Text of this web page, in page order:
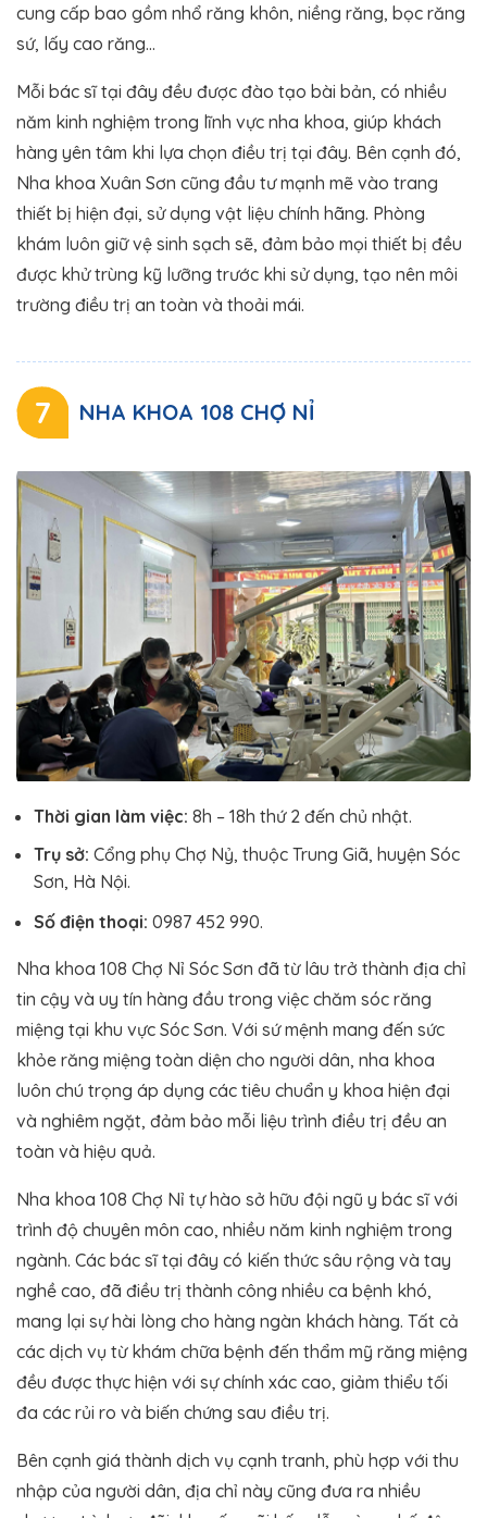
cung cấp bao gồm nhổ răng khôn, niềng răng, bọc răng
sứ, lấy cao răng…
Mỗi bác sĩ tại đây đều được đào tạo bài bản, có nhiều
năm kinh nghiệm trong lĩnh vực nha khoa, giúp khách
hàng yên tâm khi lựa chọn điều trị tại đây. Bên cạnh đó,
Nha khoa Xuân Sơn cũng đầu tư mạnh mẽ vào trang
thiết bị hiện đại, sử dụng vật liệu chính hãng. Phòng
khám luôn giữ vệ sinh sạch sẽ, đảm bảo mọi thiết bị đều
được khử trùng kỹ lưỡng trước khi sử dụng, tạo nên môi
trường điều trị an toàn và thoải mái.
7 NHA KHOA 108 CHỢ NỈ
Thời gian làm việc: 8h – 18h thứ 2 đến chủ nhật.
Trụ sở: Cổng phụ Chợ Nỷ, thuộc Trung Giã, huyện Sóc
Sơn, Hà Nội.
Số điện thoại: 0987 452 990.
Nha khoa 108 Chợ Nỉ Sóc Sơn đã từ lâu trở thành địa chỉ
tin cậy và uy tín hàng đầu trong việc chăm sóc răng
miệng tại khu vực Sóc Sơn. Với sứ mệnh mang đến sức
khỏe răng miệng toàn diện cho người dân, nha khoa
luôn chú trọng áp dụng các tiêu chuẩn y khoa hiện đại
và nghiêm ngặt, đảm bảo mỗi liệu trình điều trị đều an
toàn và hiệu quả.
Nha khoa 108 Chợ Nỉ tự hào sở hữu đội ngũ y bác sĩ với
trình độ chuyên môn cao, nhiều năm kinh nghiệm trong
ngành. Các bác sĩ tại đây có kiến thức sâu rộng và tay
nghề cao, đã điều trị thành công nhiều ca bệnh khó,
mang lại sự hài lòng cho hàng ngàn khách hàng. Tất cả
các dịch vụ từ khám chữa bệnh đến thẩm mỹ răng miệng
đều được thực hiện với sự chính xác cao, giảm thiểu tối
đa các rủi ro và biến chứng sau điều trị.
Bên cạnh giá thành dịch vụ cạnh tranh, phù hợp với thu
nhập của người dân, địa chỉ này cũng đưa ra nhiều